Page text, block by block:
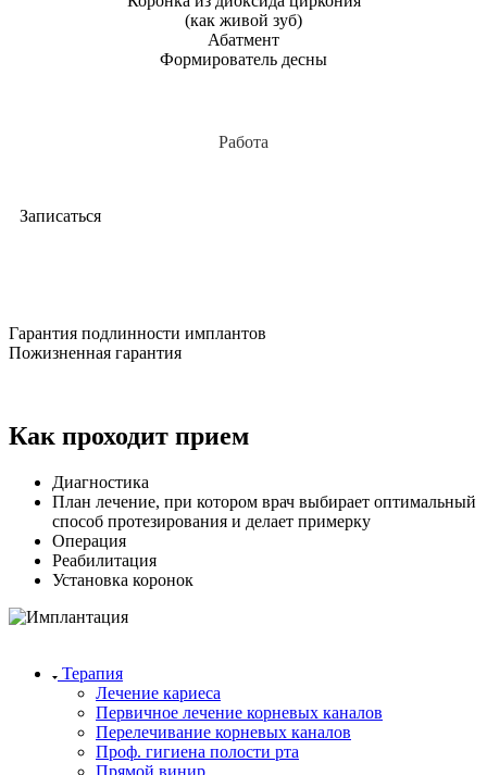
(как живой зуб)
Абатмент
Формирователь десны
Работа
Записаться
Гарантия подлинности имплантов
Пожизненная гарантия
Как проходит прием
Диагностика
План лечение, при котором врач выбирает оптимальный
способ протезирования и делает примерку
Операция
Реабилитация
Установка коронок
Терапия
Лечение кариеса
Первичное лечение корневых каналов
Перелечивание корневых каналов
Проф. гигиена полости рта